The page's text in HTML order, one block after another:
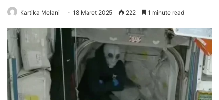
Kartika Melani 18 Maret 2025 222 1 minute read